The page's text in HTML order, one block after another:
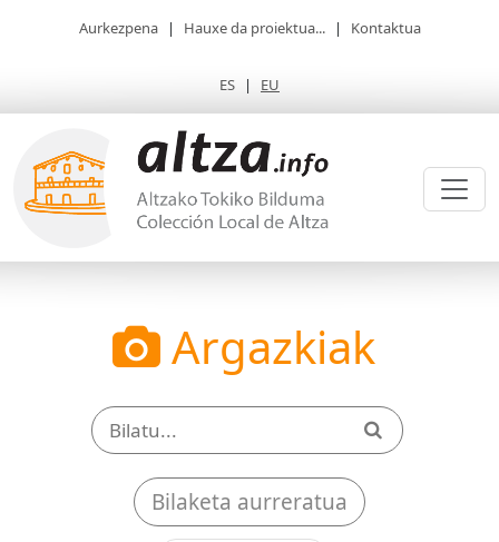
Aurkezpena | Hauxe da proiektua... | Kontaktua
ES | EU
Argazkiak
Bilaketa aurreratua